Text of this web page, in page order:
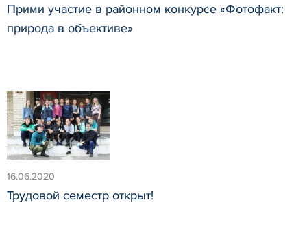
Прими участие в районном конкурсе «Фотофакт:
природа в объективе»
16.06.2020
Трудовой семестр открыт!